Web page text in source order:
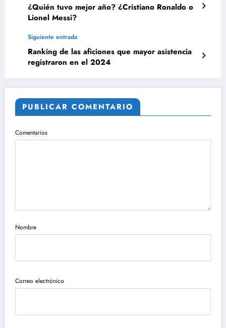
¿Quién tuvo mejor año? ¿Cristiano Ronaldo o
Lionel Messi?
Siguiente entrada
Ranking de las aficiones que mayor asistencia
registraron en el 2024
PUBLICAR COMENTARIO
Comentarios
Nombre
Correo electrónico